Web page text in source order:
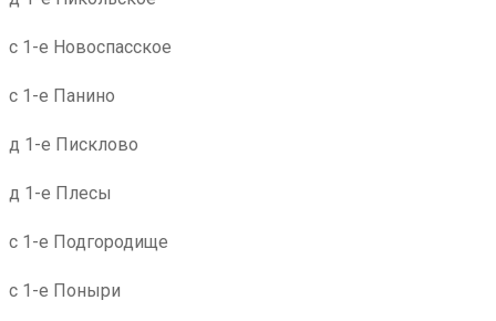
с 1-е Новоспасское
с 1-е Панино
д 1-е Писклово
д 1-е Плесы
с 1-е Подгородище
с 1-е Поныри